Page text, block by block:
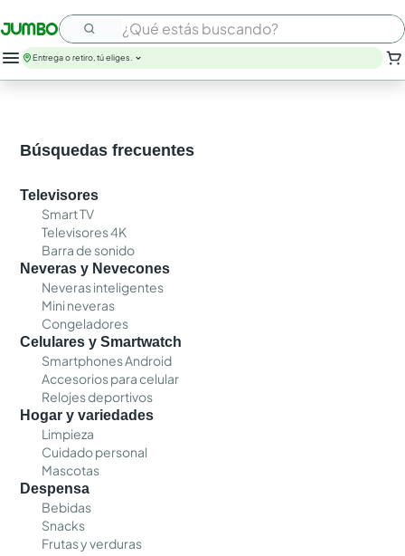
¿Qué estás buscando?
Entrega o retiro, tú eliges.
Búsquedas frecuentes
Televisores
Smart TV
Televisores 4K
Barra de sonido
Neveras y Nevecones
Neveras inteligentes
Mini neveras
Congeladores
Celulares y Smartwatch
Smartphones Android
Accesorios para celular
Relojes deportivos
Hogar y variedades
Limpieza
Cuidado personal
Mascotas
Despensa
Bebidas
Snacks
Frutas y verduras